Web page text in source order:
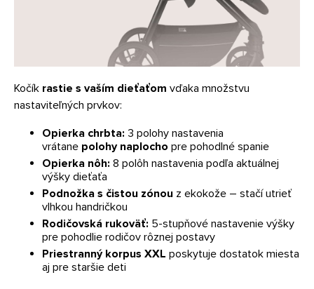
Kočík rastie s vaším dieťaťom vďaka množstvu
nastaviteľných prvkov:
Opierka chrbta: 3 polohy nastavenia
vrátane polohy naplocho pre pohodlné spanie
Opierka nôh: 8 polôh nastavenia podľa aktuálnej
výšky dieťaťa
Podnožka s čistou zónou z ekokože – stačí utrieť
vlhkou handričkou
Rodičovská rukoväť: 5-stupňové nastavenie výšky
pre pohodlie rodičov rôznej postavy
Priestranný korpus XXL poskytuje dostatok miesta
aj pre staršie deti